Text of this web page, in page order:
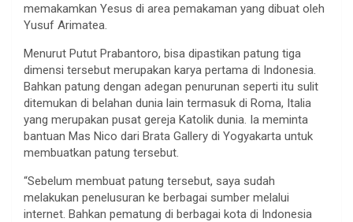
memakamkan Yesus di area pemakaman yang dibuat oleh
Yusuf Arimatea.
Menurut Putut Prabantoro, bisa dipastikan patung tiga
dimensi tersebut merupakan karya pertama di Indonesia.
Bahkan patung dengan adegan penurunan seperti itu sulit
ditemukan di belahan dunia lain termasuk di Roma, Italia
yang merupakan pusat gereja Katolik dunia. Ia meminta
bantuan Mas Nico dari Brata Gallery di Yogyakarta untuk
membuatkan patung tersebut.
“Sebelum membuat patung tersebut, saya sudah
melakukan penelusuran ke berbagai sumber melalui
internet. Bahkan pematung di berbagai kota di Indonesia